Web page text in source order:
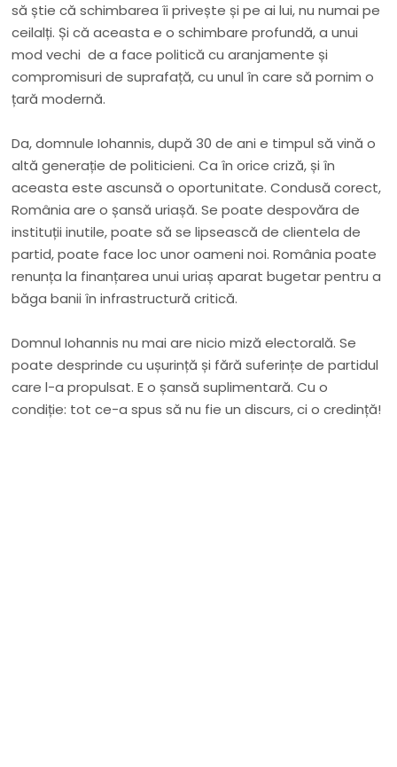
să știe că schimbarea îi privește și pe ai lui, nu numai pe
ceilalți. Și că aceasta e o schimbare profundă, a unui
mod vechi de a face politică cu aranjamente și
compromisuri de suprafață, cu unul în care să pornim o
țară modernă.
Da, domnule Iohannis, după 30 de ani e timpul să vină o
altă generație de politicieni. Ca în orice criză, și în
aceasta este ascunsă o oportunitate. Condusă corect,
România are o șansă uriașă. Se poate despovăra de
instituții inutile, poate să se lipsească de clientela de
partid, poate face loc unor oameni noi. România poate
renunța la finanțarea unui uriaș aparat bugetar pentru a
băga banii în infrastructură critică.
Domnul Iohannis nu mai are nicio miză electorală. Se
poate desprinde cu ușurință și fără suferințe de partidul
care l-a propulsat. E o șansă suplimentară. Cu o
condiție: tot ce-a spus să nu fie un discurs, ci o credință!